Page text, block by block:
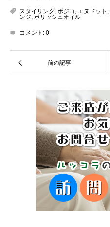
スタイリング, ボジコ , エヌドット ,
ンジ, ポリッシュオイル
コメント: 0